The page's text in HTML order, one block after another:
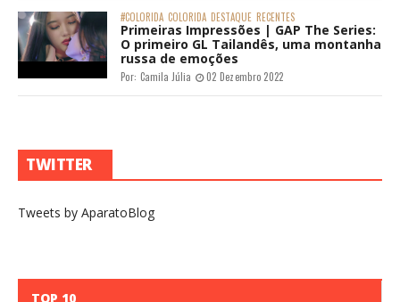
#COLORIDA COLORIDA DESTAQUE RECENTES
Primeiras Impressões | GAP The Series:
O primeiro GL Tailandês, uma montanha
russa de emoções
Por: Camila Júlia 02 Dezembro 2022
TWITTER
Tweets by AparatoBlog
TOP 10